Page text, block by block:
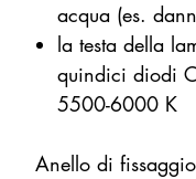
acqua (es.
la testa della
quindici diodi
5500-6000 K
​Anello di